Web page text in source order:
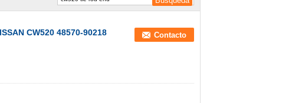
CW520 48570-90218 Contacto